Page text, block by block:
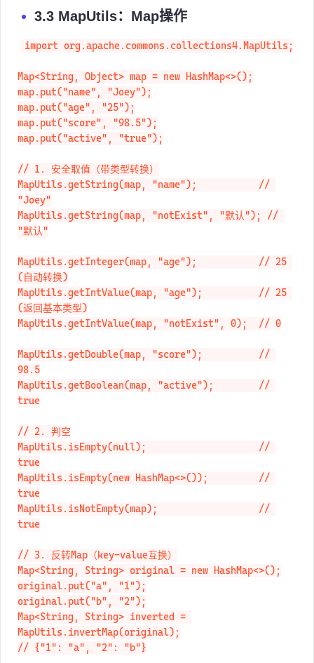
Map<String, Object> map = new HashMap<>();
map.put("name", "Joey");
map.put("age", "25");
map.put("score", "98.5");
// 1. 安全取值（带类型转换）
MapUtils.getString(map, "name");           //
"Joey"
MapUtils.getString(map, "notExist", "默认"); //
MapUtils.getInteger(map, "age");           // 25
(自动转换)
MapUtils.getIntValue(map, "age");          // 25
(返回基本类型)
MapUtils.getDouble(map, "score");          //
98.5
MapUtils.getBoolean(map, "active");        //
// 2. 判空
MapUtils.isEmpty(null);                    //
true
MapUtils.isEmpty(new HashMap<>());         //
true
MapUtils.isNotEmpty(map);                  //
// 3. 反转Map（key-value互换）
Map<String, String> original = new HashMap<>();
original.put("a", "1");
original.put("b", "2");
Map<String, String> inverted =
MapUtils.invertMap(original);